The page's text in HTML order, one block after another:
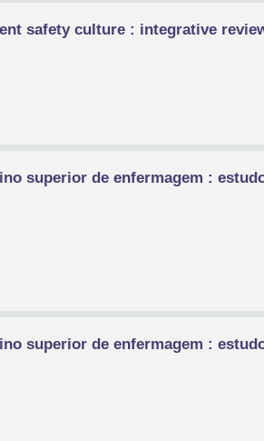
safety culture : integrative
superior de enfermagem :
superior de enfermagem :